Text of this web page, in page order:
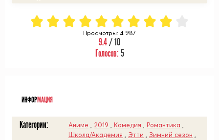
Просмотры: 4 987
9.4/ 10
Голосов: 5
ИНФОРМАЦИЯ
Категории: Аниме 2019 Комедия Романтика
Школа/Академия
Этти Зимний сезон